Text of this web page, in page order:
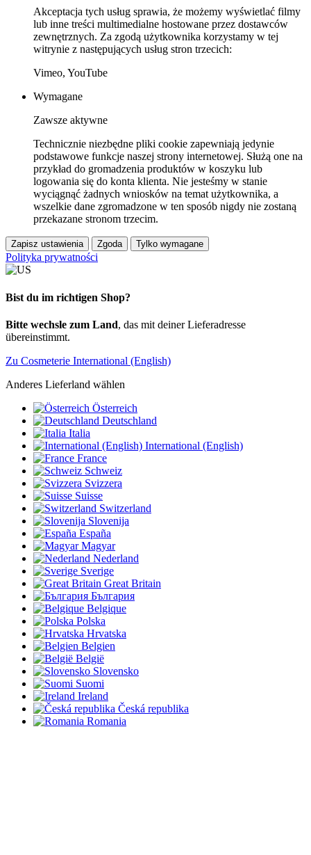
Akceptacja tych usług sprawia, że możemy wyświetlać filmy
lub inne treści multimedialne hostowane przez dostawców
zewnętrznych. Za zgodą użytkownika korzystamy w tej
witrynie z następujących usług stron trzecich:
Vimeo, YouTube
Wymagane
Zawsze aktywne
Technicznie niezbędne pliki cookie zapewniają jedynie
podstawowe funkcje naszej strony internetowej. Służą one na
przykład do gromadzenia produktów w koszyku lub
logowania się do konta klienta. Nie jesteśmy w stanie
wyciągnąć żadnych wniosków na temat użytkownika, a
wszelkie dane zgromadzone w ten sposób nigdy nie zostaną
przekazane stronom trzecim.
Zapisz ustawienia Zgoda Tylko wymagane
Polityka prywatności
Bist du im richtigen Shop?
Bitte wechsle zum Land, das mit deiner Lieferadresse
übereinstimmt.
Zu Cosmeterie International (English)
Anderes Lieferland wählen
Österreich
Deutschland
Italia
International (English)
France
Schweiz
Svizzera
Suisse
Switzerland
Slovenija
España
Magyar
Nederland
Sverige
Great Britain
България
Belgique
Polska
Hrvatska
Belgien
België
Slovensko
Suomi
Ireland
Česká republika
Romania